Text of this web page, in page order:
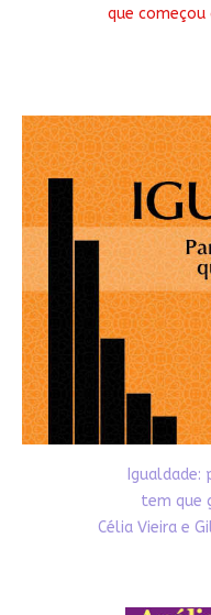
que começou
tem que
Célia Vieira e